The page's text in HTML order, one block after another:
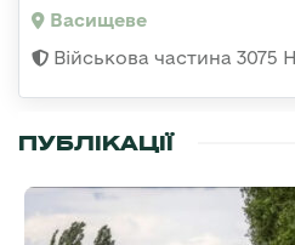
Васищеве
Військова частина 3075
ПУБЛІКАЦІЇ